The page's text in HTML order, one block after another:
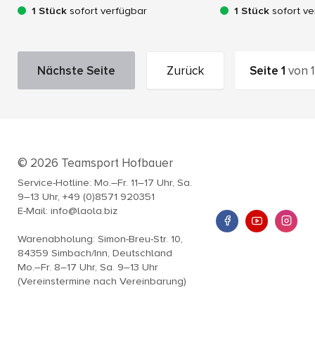
1 Stück sofort verfügbar 1 Stück sofort
Nächste Seite Zurück Seite1 von1
© 2026 Teamsport Hofbauer
Service-Hotline: Mo.–Fr. 11–17 Uhr, Sa.
9–13 Uhr, +49 (0)8571 920351
E-Mail: info@laola.biz
Warenabholung: Simon-Breu-Str. 10,
84359 Simbach/Inn, Deutschland
Mo.–Fr. 8–17 Uhr, Sa. 9–13 Uhr
(Vereinstermine nach Vereinbarung)